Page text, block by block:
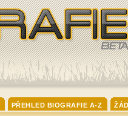
PŘEHLED BIOGRAFIE A-Z